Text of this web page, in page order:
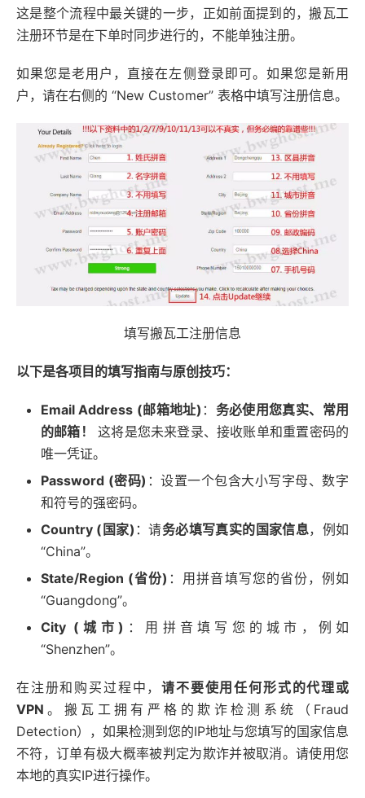
这是整个流程中最关键的一步，正如前面提到的，搬瓦工
注册环节是在下单时同步进行的，不能单独注册。
如果您是老用户，直接在左侧登录即可。如果您是新用
户，请在右侧的 “New Customer” 表格中填写注册信息。
填写搬瓦工注册信息
以下是各项目的填写指南与原创技巧：
Email Address (邮箱地址) ： 务必使用您真实、常用
的邮箱！
这将是您未来登录、接收账单和重置密码的
唯一凭证。
Password (密码) ：设置一个包含大小写字母、数字
和符号的强密码。
Country (国家) ：请务必填写真实的国家信息，例如
“China”。
State/Region (省份) ：用拼音填写您的省份，例如
“Guangdong”。
City (城市) ：用拼音填写您的城市，例如
“Shenzhen”。
在注册和购买过程中，请不要使用任何形式的代理或
VPN 。搬瓦工拥有严格的欺诈检测系统（Fraud
Detection），如果检测到您的IP地址与您填写的国家信息
不符，订单有极大概率被判定为欺诈并被取消。请使用您
本地的真实IP进行操作。